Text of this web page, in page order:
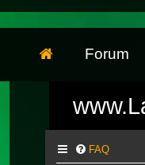
Forum
FAQ